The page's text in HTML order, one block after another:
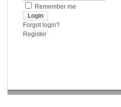
Remember me
Forgot login?
Register